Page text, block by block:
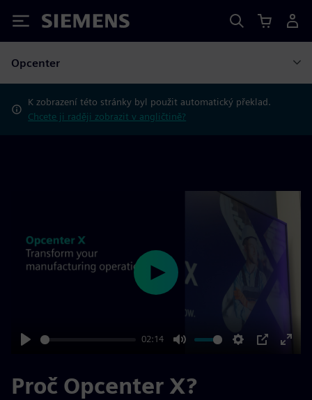
Siemens
Opcenter
K zobrazení této stránky byl použit automatický překlad.
Chcete ji raději zobrazit v angličtině?
02:14
Play
Proč Opcenter X?